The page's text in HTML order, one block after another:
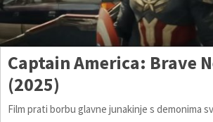
Captain America: Brave
(2025)
Film prati borbu glavne junakinje s demonima